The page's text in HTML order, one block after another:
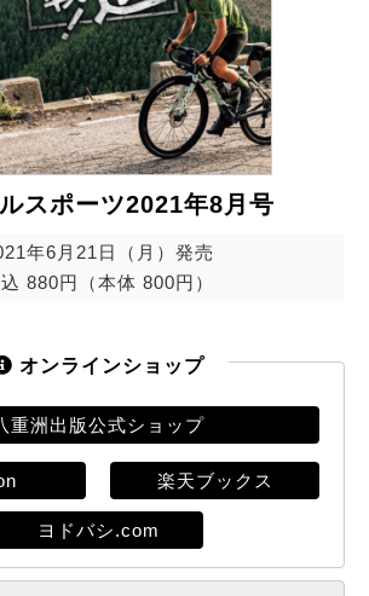
スポーツ2021年8月号
年6月21日（月）発売
880円（本体 800円）
オンラインショップ
重洲出版公式ショップ
楽天ブックス
ヨドバシ.com